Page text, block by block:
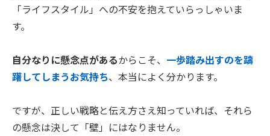
「ライフスタイル」への不安を抱えていらっしゃいま
す。
自分なりに懸念点があるからこそ、 一歩踏み出すのを躊
躇してしまうお気持ち、本当によく分かります。
ですが、正しい戦略と伝え方さえ知っていれば、それら
の懸念は決して「壁」にはなりません。